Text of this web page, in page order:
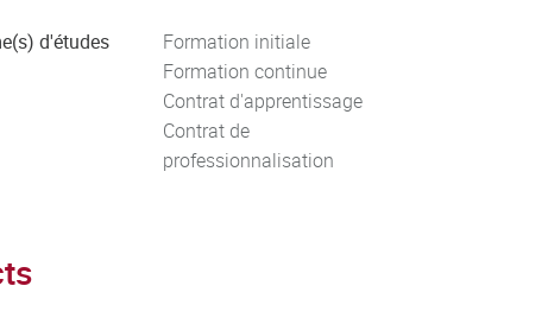
d'études
Formation initiale
Formation continue
Contrat d'apprentissage
Contrat de
professionnalisation